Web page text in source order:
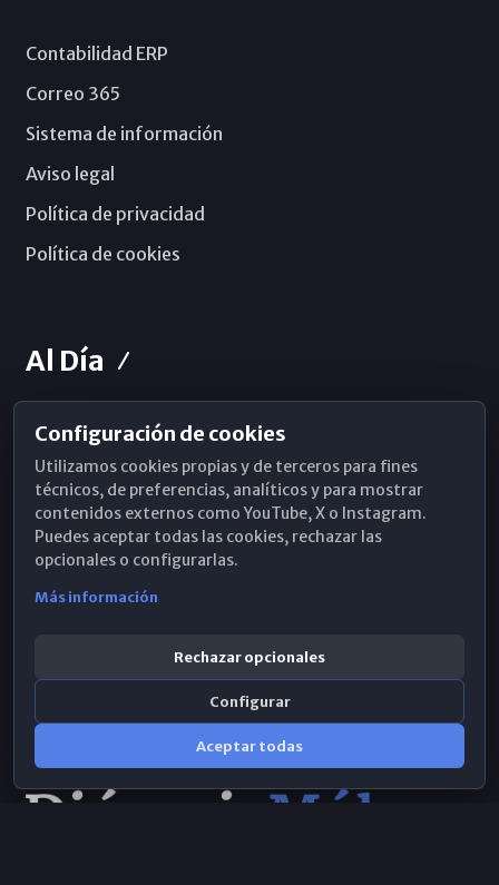
Contabilidad ERP
Correo 365
Sistema de información
Aviso legal
Política de privacidad
Política de cookies
Al Día
Horarios de Misa
Hemeroteca
WhatsApp
Configuración de cookies
Utilizamos cookies propias y de terceros para fines
técnicos, de preferencias, analíticos y para mostrar
contenidos externos como YouTube, X o Instagram.
Puedes aceptar todas las cookies, rechazar las
opcionales o configurarlas.
Más información
Rechazar opcionales
Configurar
Aceptar todas